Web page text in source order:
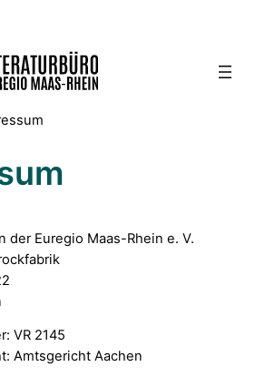
der Euregio Maas-Rhein e. V.
VR 2145
Amtsgericht Aachen